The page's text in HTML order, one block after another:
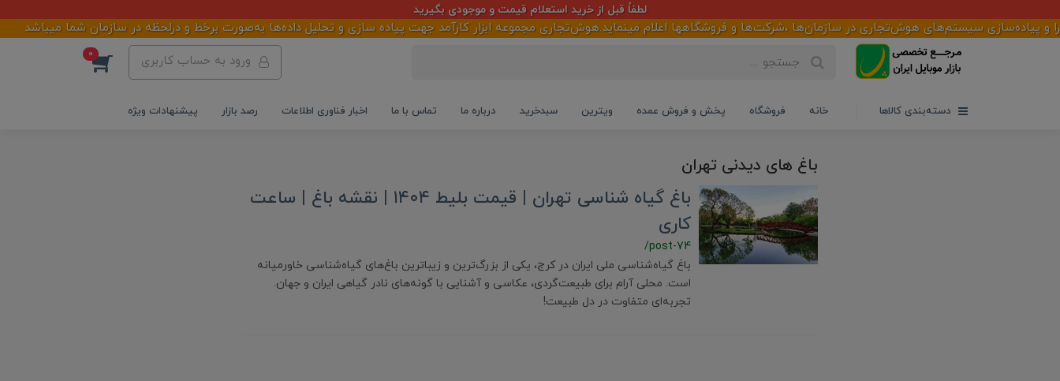
لطفاً قبل از خرید استعلام قیمت و موجودی بگیرید
پیاده‌سازی سیستم‌های هوش‌تجاری در سازمان‌ها ،شرکت‌ها و فروشگاهها اعلام مینماید.هوش‌تجاری مجموعه ابزار کارآمد جهت پیاده سازی و تحلیل داده‌ها به‌صورت برخط و درلحظه در سازمان شما میباشد
ورود به حساب کاربری 0
دسته‌بندی کالاها خانه فروشگاه پخش و فروش عمده ویترین سبدخرید درباره ما تماس با ما اخبار فناوری اطلاعات رصد بازار پیشنهادات ویژه
باغ های دیدنی تهران
باغ گیاه شناسی تهران | قیمت بلیط ۱۴۰۴ | نقشه باغ | ساعت
کاری
/post-74
باغ گیاه‌شناسی ملی ایران در کرج، یکی از بزرگ‌ترین و زیباترین باغ‌های گیاه‌شناسی خاورمیانه
است. محلی آرام برای طبیعت‌گردی، عکاسی و آشنایی با گونه‌های نادر گیاهی ایران و جهان.
تجربه‌ای متفاوت در دل طبیعت!